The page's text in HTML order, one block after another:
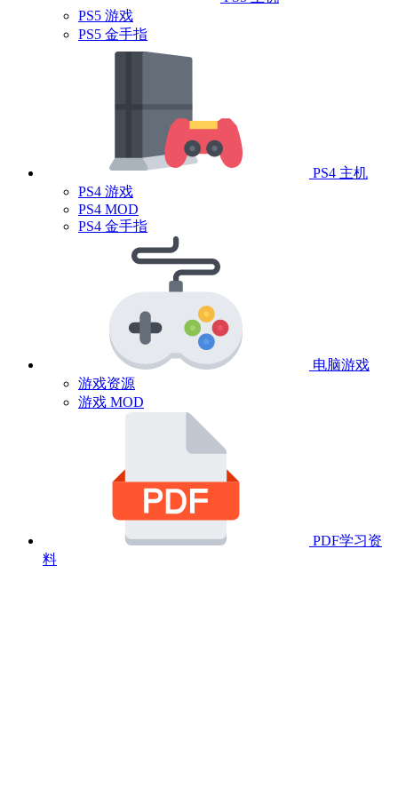
PS5 游戏
PS5 金手指
PS4 主机
PS4 游戏
PS4 MOD
PS4 金手指
电脑游戏
游戏资源
游戏 MOD
PDF学习资
料